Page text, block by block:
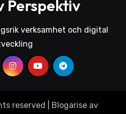
Perspektiv
verksamhet och digital
reserved Blogarise av